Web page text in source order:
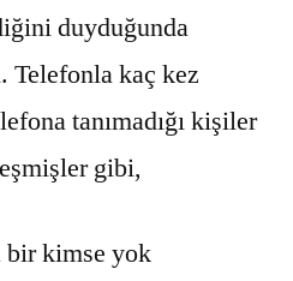
duyduğunda
Telefonla kaç kez
tanımadığı kişiler
gibi,
bir kimse yok